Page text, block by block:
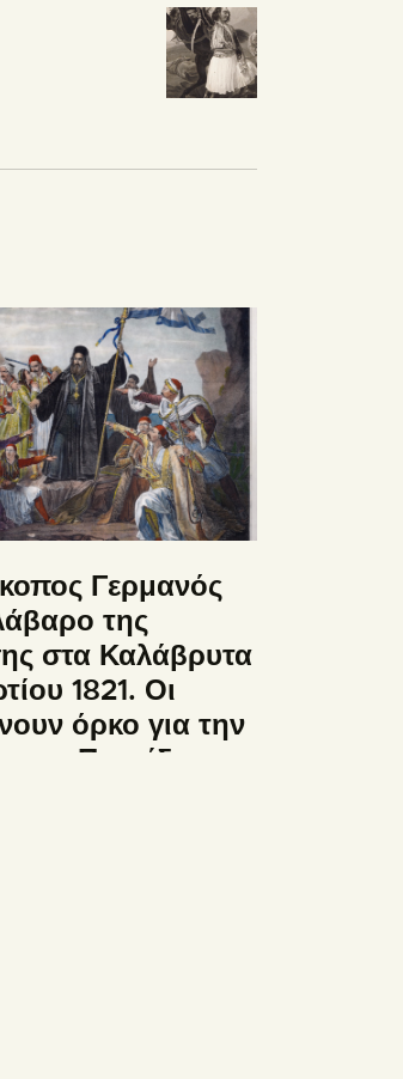
Γερμανός
της
στα Καλάβρυτα
1821. Οι
όρκο για την
της Πατρίδας.